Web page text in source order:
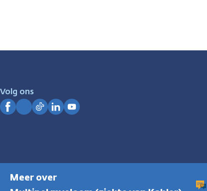
Meer over
Volg ons